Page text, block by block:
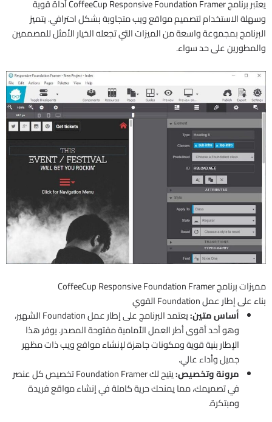
يعتبر برنامج CoffeeCup Responsive Foundation Framer أداة قوية
وسهلة الاستخدام لتصميم مواقع ويب متجاوبة بشكل احترافي. يتميز
البرنامج بمجموعة واسعة من الميزات التي تجعله الخيار الأمثل للمصممين
والمطورين على حد سواء.
مميزات برنامج CoffeeCup Responsive Foundation Framer
بناء على إطار عمل Foundation القوي
أساس متين:
يعتمد البرنامج على إطار عمل Foundation الشهير،
وهو أحد أقوى أطر العمل الأمامية مفتوحة المصدر. يوفر هذا
الإطار بنية قوية ومكونات جاهزة لإنشاء مواقع ويب ذات مظهر
جميل وأداء عالي.
مرونة وتخصيص:
يتيح لك Foundation Framer تخصيص كل عنصر
في تصميمك، مما يمنحك حرية كاملة في إنشاء مواقع فريدة
ومبتكرة.